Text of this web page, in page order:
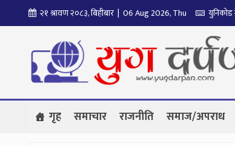
to
२१ श्रावण २०८३, बिहीबार | 06 Aug 2026, Thu युनिकोड
गृह समाचार राजनीति समाज/अपराध